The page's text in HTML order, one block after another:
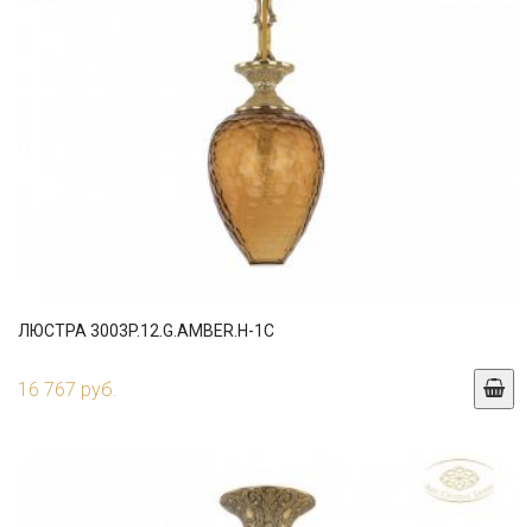
ЛЮСТРА 3003P.12.G.AMBER.H-1C
16 767 руб.